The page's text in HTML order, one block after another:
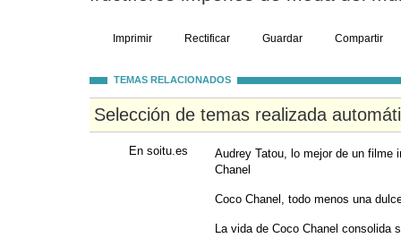
Imprimir Rectificar Guardar Compartir
TEMAS RELACIONADOS
Selección de temas realizada
En soitu.es
Audrey Tatou, lo mejor de un filme
Chanel
Coco Chanel, todo menos una
La vida de Coco Chanel consolida